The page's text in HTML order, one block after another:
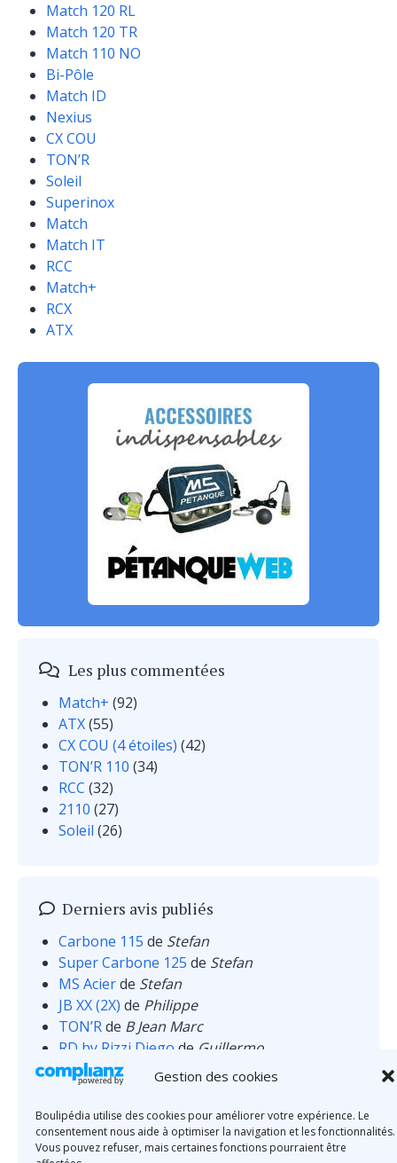
Gestion des cookies
Boulipédia utilise des cookies pour améliorer votre expérience. Le
consentement nous aide à optimiser la navigation et les fonctionnalités.
Vous pouvez refuser, mais certaines fonctions pourraient être
Match 120 RL
Match 120 TR
Match 110 NO
Bi-Pôle
Match ID
Nexius
CX COU
TON’R
Soleil
Superinox
Match
Match IT
RCC
Match+
RCX
ATX
Les plus commentées
Match+ (92)
ATX(55)
CX COU (4 étoiles) (42)
TON’R 110 (34)
RCC (32)
2110 (27)
Soleil (26)
Derniers avis publiés
Carbone 115 de Stefan
Super Carbone 125 de Stefan
MS Acierde Stefan
JB XX (2X) de Philippe
TON’Rde B Jean Marc
RD by Rizzi Diego de Guillermo
MS Inoxde Wilczewski